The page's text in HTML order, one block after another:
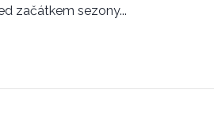
začátkem sezony...